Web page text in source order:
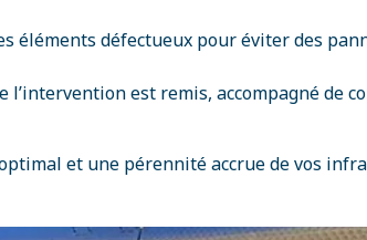
éléments défectueux pour éviter des
l’intervention est remis, accompagné de
et une pérennité accrue de vos